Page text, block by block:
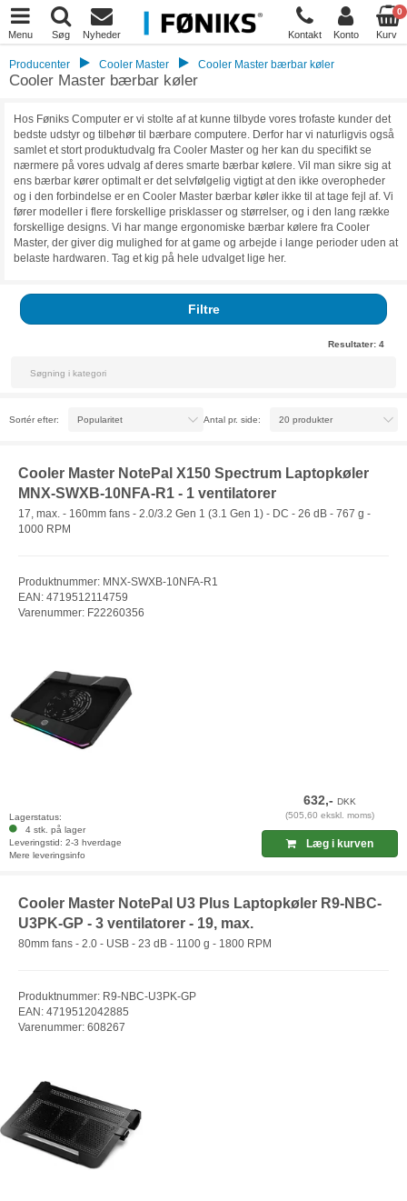
Menu Søg Nyheder Kontakt Konto
0
Kurv
Producenter Cooler Master Cooler Master bærbar køler
Cooler Master bærbar køler
Hos Føniks Computer er vi stolte af at kunne tilbyde vores trofaste kunder det
bedste udstyr og tilbehør til bærbare computere. Derfor har vi naturligvis også
samlet et stort produktudvalg fra Cooler Master og her kan du specifikt se
nærmere på vores udvalg af deres smarte bærbar kølere. Vil man sikre sig at
ens bærbar kører optimalt er det selvfølgelig vigtigt at den ikke overopheder
og i den forbindelse er en Cooler Master bærbar køler ikke til at tage fejl af. Vi
fører modeller i flere forskellige prisklasser og størrelser, og i den lang række
forskellige designs. Vi har mange ergonomiske bærbar kølere fra Cooler
Master, der giver dig mulighed for at game og arbejde i lange perioder uden at
belaste hardwaren. Tag et kig på hele udvalget lige her.
Filtre
Resultater: 4
Sortér efter: Antal pr. side:
Cooler Master NotePal X150 Spectrum Laptopkøler
MNX-SWXB-10NFA-R1 - 1 ventilatorer
17, max. - 160mm fans - 2.0/3.2 Gen 1 (3.1 Gen 1) - DC - 26 dB - 767 g -
1000 RPM
Produktnummer: MNX-SWXB-10NFA-R1
EAN: 4719512114759
Varenummer: F22260356
Lagerstatus:
4 stk. på lager
Leveringstid: 2-3 hverdage
Mere leveringsinfo
632,-DKK
(505,60 ekskl. moms)
Læg i kurven
Cooler Master NotePal U3 Plus Laptopkøler R9-NBC-
U3PK-GP - 3 ventilatorer - 19, max.
80mm fans - 2.0 - USB - 23 dB - 1100 g - 1800 RPM
Produktnummer: R9-NBC-U3PK-GP
EAN: 4719512042885
Varenummer: 608267